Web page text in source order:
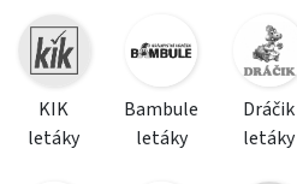
KIK
letáky
Bambule
letáky
Dráčik
letáky